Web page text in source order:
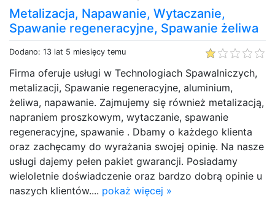
Metalizacja, Napawanie, Wytaczanie,
Spawanie regeneracyjne, Spawanie żeliwa
Dodano: 13 lat 5 miesięcy temu
Firma oferuje usługi w Technologiach Spawalniczych,
metalizacji, Spawanie regeneracyjne, aluminium,
żeliwa, napawanie. Zajmujemy się również metalizacją,
napraniem proszkowym, wytaczanie, spawanie
regeneracyjne, spawanie . Dbamy o każdego klienta
oraz zachęcamy do wyrażania swojej opinię. Na nasze
usługi dajemy pełen pakiet gwarancji. Posiadamy
wieloletnie doświadczenie oraz bardzo dobrą opinie u
naszych klientów.... pokaż więcej »